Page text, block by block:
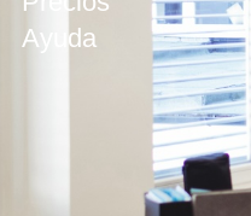
Ayuda